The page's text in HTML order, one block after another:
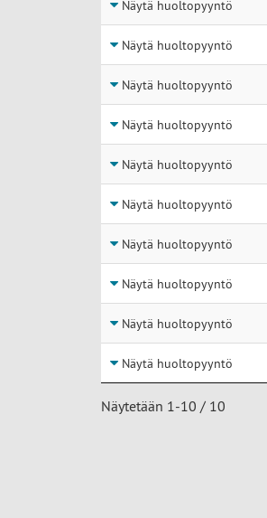
Näytä huoltopyyntö
Näytä huoltopyyntö
Näytä huoltopyyntö
Näytä huoltopyyntö
Näytä huoltopyyntö
Näytä huoltopyyntö
Näytä huoltopyyntö
Näytä huoltopyyntö
Näytä huoltopyyntö
Näytä huoltopyyntö
Näytetään 1-10 / 10